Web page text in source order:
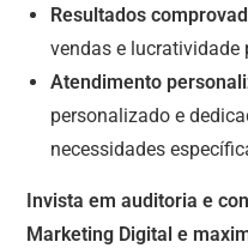
Resultados
vendas e lucratividade
Atendimento
personalizado e
necessidades
Invista em auditoria e
Marketing Digital e